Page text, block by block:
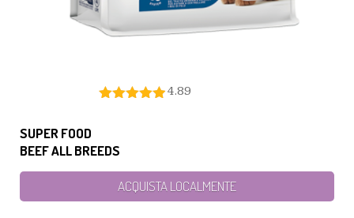
4.89
SUPER FOOD
BEEF ALL BREEDS
ACQUISTA LOCALMENTE